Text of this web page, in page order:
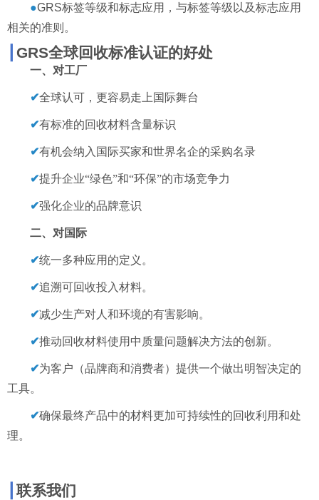
●GRS标签等级和标志应用，与标签等级以及标志应用
相关的准则。
GRS全球回收标准认证的好处
一、对工厂
✔全球认可，更容易走上国际舞台
✔有标准的回收材料含量标识
✔有机会纳入国际买家和世界名企的采购名录
✔提升企业“绿色”和“环保”的市场竞争力
✔强化企业的品牌意识
二、对国际
✔统一多种应用的定义。
✔追溯可回收投入材料。
✔减少生产对人和环境的有害影响。
✔推动回收材料使用中质量问题解决方法的创新。
✔为客户（品牌商和消费者）提供一个做出明智决定的
工具。
✔确保最终产品中的材料更加可持续性的回收利用和处
理。
联系我们